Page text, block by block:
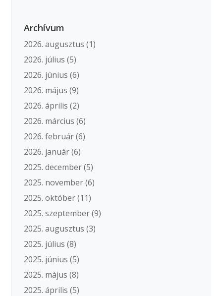
Archívum
2026. augusztus (1)
2026. július (5)
2026. június (6)
2026. május (9)
2026. április (2)
2026. március (6)
2026. február(6)
2026. január(6)
2025. december(5)
2025. november(6)
2025. október(11)
2025. szeptember(9)
2025. augusztus (3)
2025. július (8)
2025. június (5)
2025. május (8)
2025. április (5)